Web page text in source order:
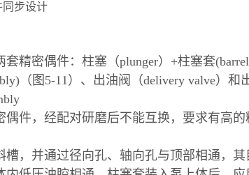
步设计
精密偶件：柱塞（plunger）+柱塞套
（图5-11）、出油阀（delivery valve）
件，经配对研磨后不能互换，要求有高
槽，并通过径向孔、轴向孔与顶部相通，